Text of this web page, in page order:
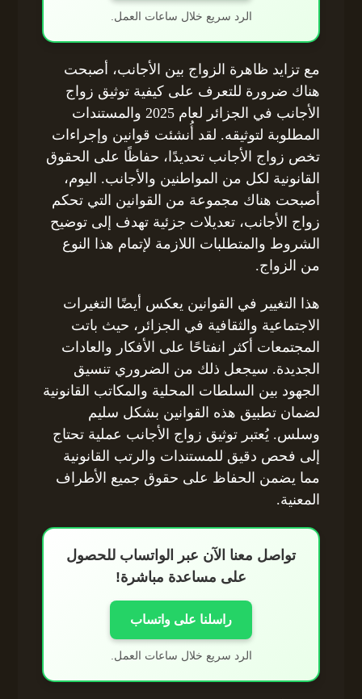
الرد سريع خلال ساعات العمل.
مع تزايد ظاهرة الزواج بين الأجانب، أصبحت
هناك ضرورة للتعرف على كيفية توثيق زواج
الأجانب في الجزائر لعام 2025 والمستندات
المطلوبة لتوثيقه. لقد أُنشئت قوانين وإجراءات
تخص زواج الأجانب تحديدًا، حفاظًا على الحقوق
القانونية لكل من المواطنين والأجانب. اليوم،
أصبحت هناك مجموعة من القوانين التي تحكم
زواج الأجانب، تعديلات جزئية تهدف إلى توضيح
الشروط والمتطلبات اللازمة لإتمام هذا النوع
من الزواج.
هذا التغيير في القوانين يعكس أيضًا التغيرات
الاجتماعية والثقافية في الجزائر، حيث باتت
المجتمعات أكثر انفتاحًا على الأفكار والعادات
الجديدة. سيجعل ذلك من الضروري تنسيق
الجهود بين السلطات المحلية والمكاتب القانونية
لضمان تطبيق هذه القوانين بشكل سليم
وسلس. يُعتبر توثيق زواج الأجانب عملية تحتاج
إلى فحص دقيق للمستندات والرتب القانونية
مما يضمن الحفاظ على حقوق جميع الأطراف
المعنية.
تواصل معنا الآن عبر الواتساب للحصول
على مساعدة مباشرة!
راسلنا على واتساب
الرد سريع خلال ساعات العمل.